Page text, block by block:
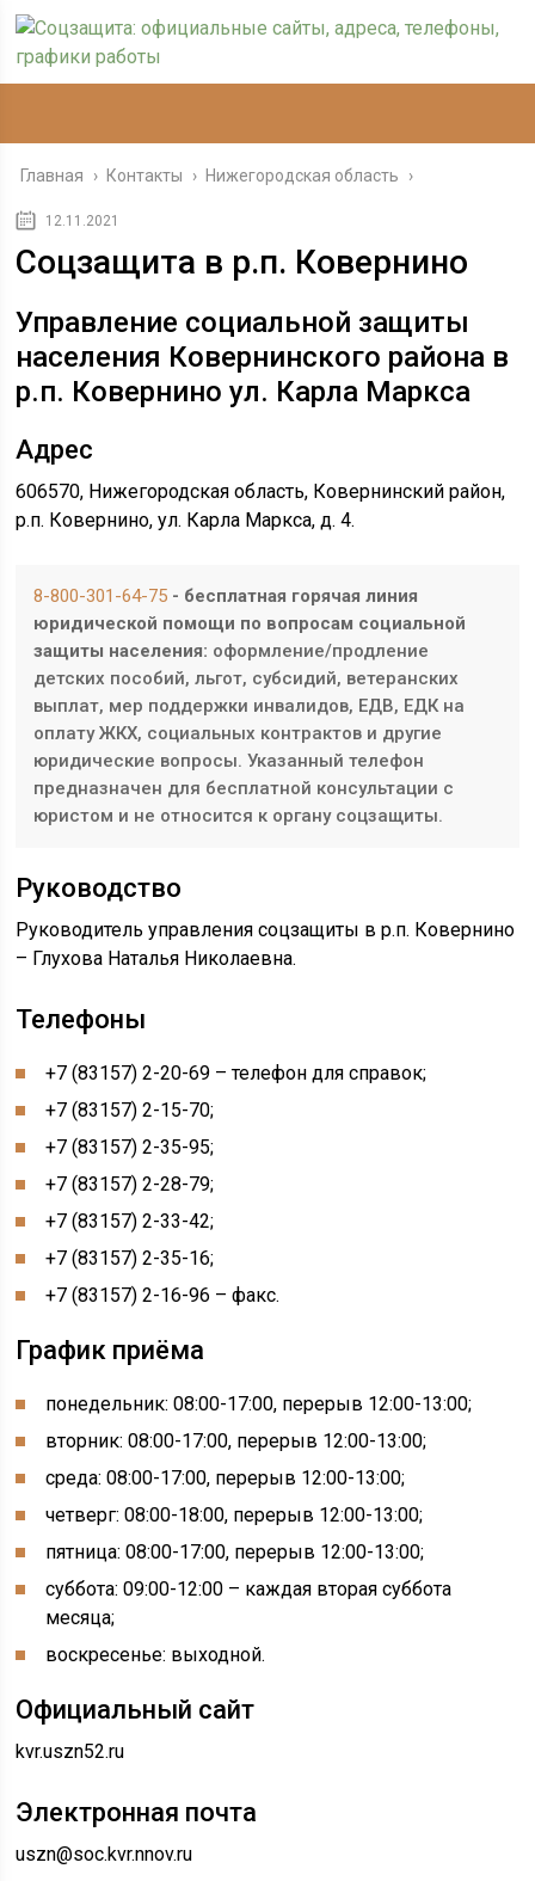
Главная › Контакты › Нижегородская область ›
12.11.2021
Соцзащита в р.п. Ковернино
Управление социальной защиты
населения Ковернинского района в
р.п. Ковернино ул. Карла Маркса
Адрес
606570, Нижегородская область, Ковернинский район,
р.п. Ковернино, ул. Карла Маркса, д. 4.
8-800-301-64-75 - бесплатная горячая линия
юридической помощи по вопросам социальной
защиты населения: оформление/продление
детских пособий, льгот, субсидий, ветеранских
выплат, мер поддержки инвалидов, ЕДВ, ЕДК на
оплату ЖКХ, социальных контрактов и другие
юридические вопросы. Указанный телефон
предназначен для бесплатной консультации с
юристом и не относится к органу соцзащиты.
Руководство
Руководитель управления соцзащиты в р.п. Ковернино
– Глухова Наталья Николаевна.
Телефоны
+7 (83157) 2-20-69 – телефон для справок;
+7 (83157) 2-15-70;
+7 (83157) 2-35-95;
+7 (83157) 2-28-79;
+7 (83157) 2-33-42;
+7 (83157) 2-35-16;
+7 (83157) 2-16-96 – факс.
График приёма
понедельник: 08:00-17:00, перерыв 12:00-13:00;
вторник: 08:00-17:00, перерыв 12:00-13:00;
среда: 08:00-17:00, перерыв 12:00-13:00;
четверг: 08:00-18:00, перерыв 12:00-13:00;
пятница: 08:00-17:00, перерыв 12:00-13:00;
суббота: 09:00-12:00 – каждая вторая суббота
месяца;
воскресенье: выходной.
Официальный сайт
kvr.uszn52.ru
Электронная почта
uszn@soc.kvr.nnov.ru